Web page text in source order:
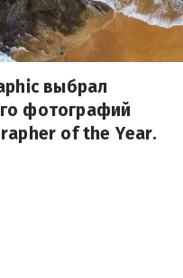
выбрал
фотографий
of the Year.